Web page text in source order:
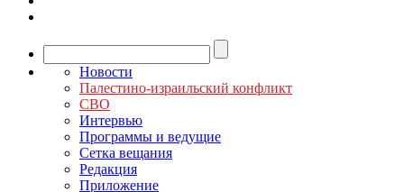
Новости
Палестино-израильский конфликт
СВО
Интервью
Программы и ведущие
Сетка вещания
Редакция
Приложение